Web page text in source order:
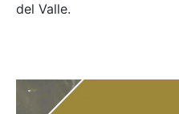
del Valle.